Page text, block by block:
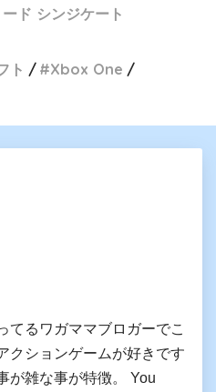
ド シンジケート
ト
Xbox One
てるワガママブロガーでこ
クションゲームが好きです
が雑な事が特徴。 You